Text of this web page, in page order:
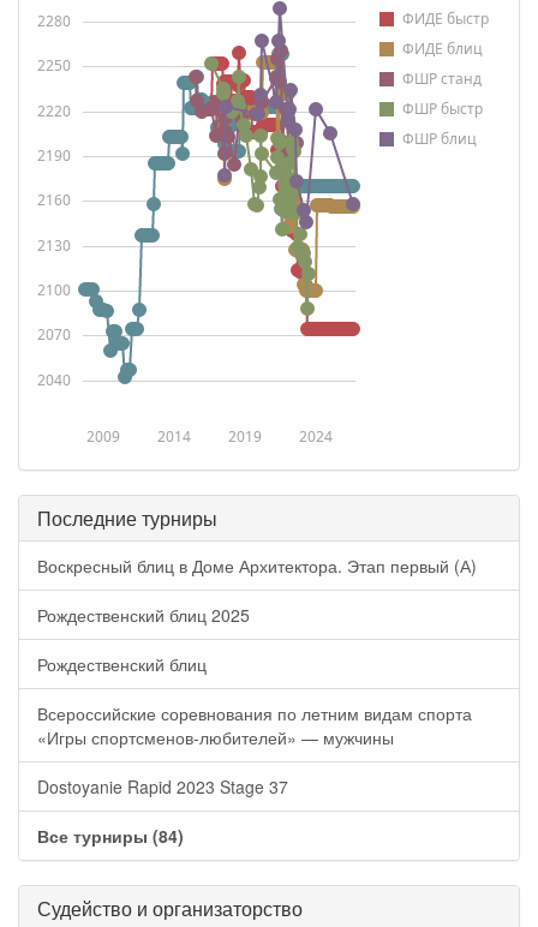
ФИДЕ быстр
ФИДЕ блиц
ФШР станд
ФШР быстр
ФШР блиц
2009 2014 2019 2024
2040
2070
2100
2130
2160
2190
2220
2250
2280
Последние турниры
Воскресный блиц в Доме Архитектора. Этап первый (А)
Рождественский блиц 2025
Рождественский блиц
Всероссийские соревнования по летним видам спорта
«Игры спортсменов-любителей» — мужчины
Dostoyanie Rapid 2023 Stage 37
Все турниры (84)
Судейство и организаторство